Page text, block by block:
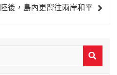
後，島內更嚮往兩岸和平